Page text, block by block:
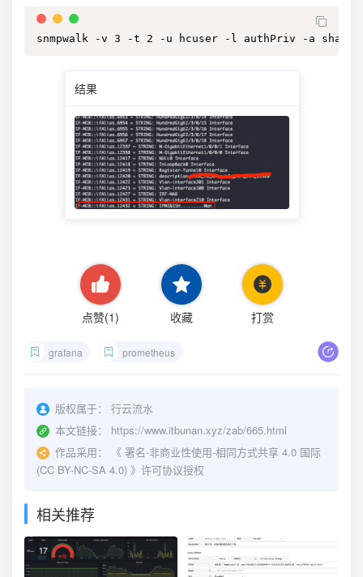
snmpwalk -v 3 -t 2 -u hcuser -l authPriv -a sha -
结果
点赞(1) 收藏 打赏
grafana prometheus
版权属于：
行云流水
本文链接：
https://www.itbunan.xyz/zab/665.html
作品采用：
《 署名-非商业性使用-相同方式共享 4.0 国际
(CC BY-NC-SA 4.0) 》许可协议授权
相关推荐